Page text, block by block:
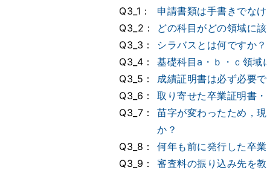
Q3_1：
申請書類は手書きでな
Q3_2：
どの科目がどの領域に
Q3_3：
シラバスとは何ですか？
Q3_4：
基礎科目a・ｂ・ｃ領域
Q3_5：
成績証明書は必ず必要
Q3_6：
取り寄せた卒業証明書
Q3_7：
苗字が変わったため，
か？
Q3_8：
何年も前に発行した卒
Q3_9：
審査料の振り込み先を教